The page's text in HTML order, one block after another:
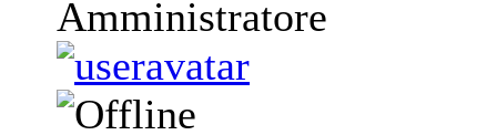
Amministratore